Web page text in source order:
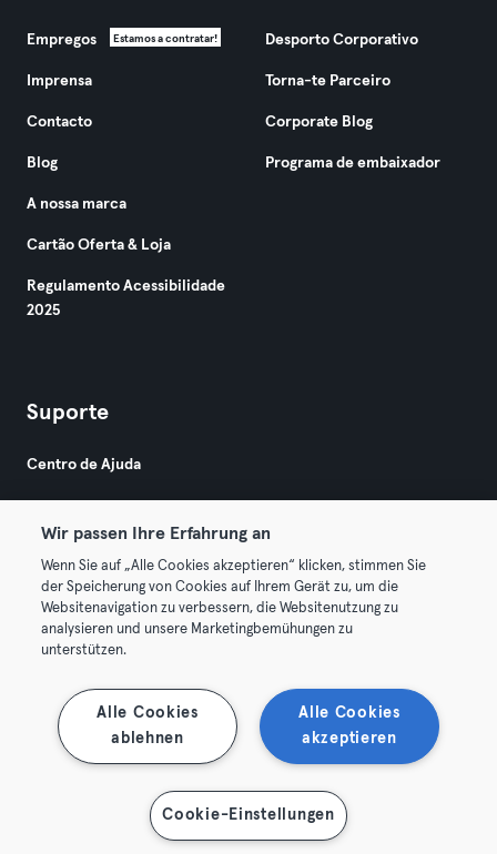
Empregos Estamos a contratar!
Imprensa
Contacto
Blog
A nossa marca
Cartão Oferta & Loja
Regulamento Acessibilidade
2025
Desporto Corporativo
Torna-te Parceiro
Corporate Blog
Programa de embaixador
Suporte
Centro de Ajuda
© 2026 Urban Sports Group GmbH. All rights reserved.
Termos & Condições
Rescindir contratos aqui Cancelar contratos aqui
Wir passen Ihre Erfahrung an
Wenn Sie auf „Alle Cookies akzeptieren“ klicken, stimmen Sie
der Speicherung von Cookies auf Ihrem Gerät zu, um die
Websitenavigation zu verbessern, die Websitenutzung zu
analysieren und unsere Marketingbemühungen zu
unterstützen.
Alle Cookies
akzeptieren
Alle Cookies
ablehnen
Cookie-Einstellungen